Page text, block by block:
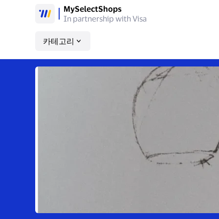
MySelectShops
In partnership with Visa
카테고리